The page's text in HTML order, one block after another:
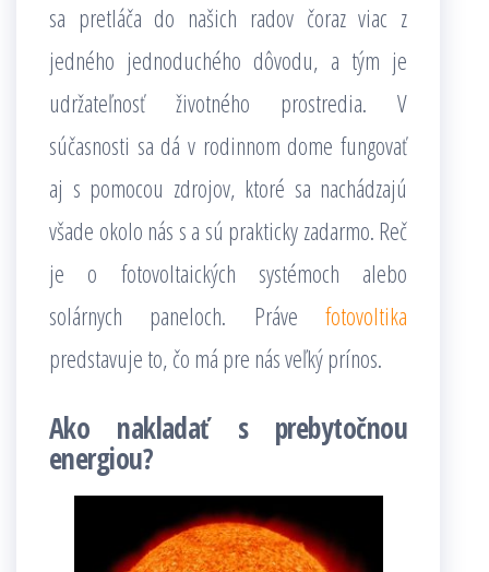
sa pretláča do našich radov čoraz viac z
jedného jednoduchého dôvodu, a tým je
udržateľnosť životného prostredia. V
súčasnosti sa dá v rodinnom dome fungovať
aj s pomocou zdrojov, ktoré sa nachádzajú
všade okolo nás s a sú prakticky zadarmo. Reč
je o fotovoltaických systémoch alebo
solárnych paneloch. Práve fotovoltika
predstavuje to, čo má pre nás veľký prínos.
Ako nakladať s prebytočnou
energiou?